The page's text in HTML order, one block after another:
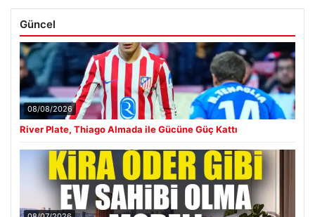
Güncel
08/08/2026
River Plate, Thiago Almada ile Gücüne Güç Kattı